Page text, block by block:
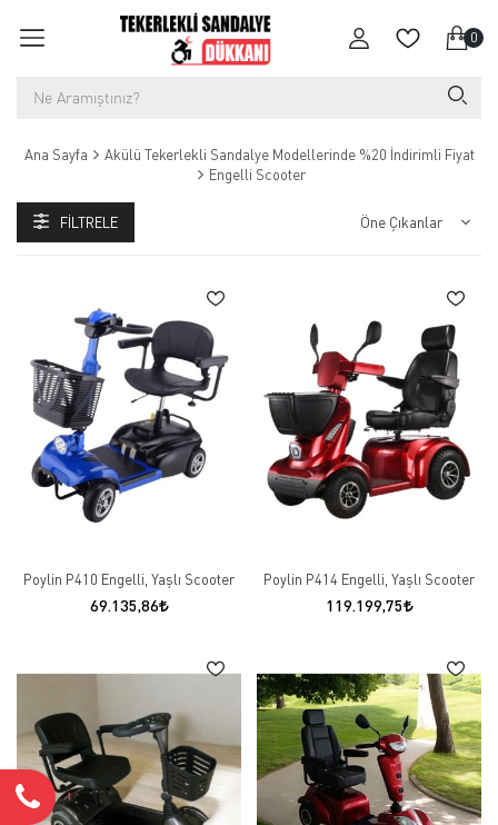
0
Ana Sayfa
Akülü Tekerlekli Sandalye Modellerinde %20 İndirimli Fiyat
Engelli Scooter
FILTRELE
Poylin P410 Engelli, Yaşlı Scooter
69.135,86
Poylin P414 Engelli, Yaşlı Scooter
119.199,75